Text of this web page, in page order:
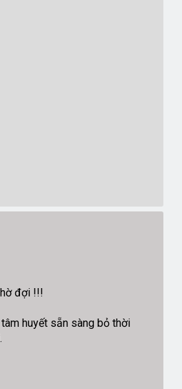
đợi !!!
huyết sẵn sàng bỏ thời